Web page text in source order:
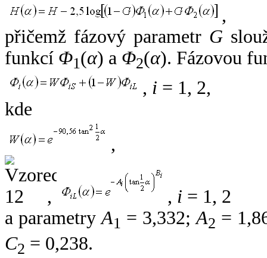
,
přičemž fázový parametr G
funkcí Φ1(α) a Φ2(α). Fázovou
, i = 1, 2,
kde
,
, , i = 1, 2
a parametryA1 = 3,332;A2 =
C2 = 0,238.